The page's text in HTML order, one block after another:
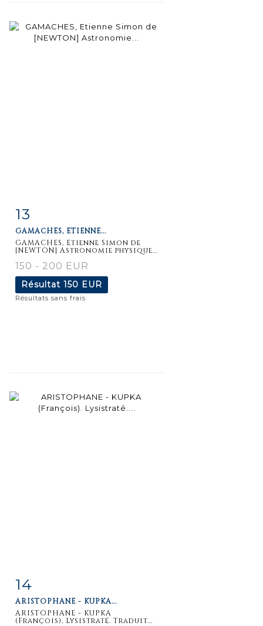
détaillée
13
GAMACHES, ETIENNE...
GAMACHES, Etienne Simon de
[NEWTON] Astronomie physique...
150 - 200 EUR
Résultat 150 EUR
Résultats sans frais
détaillée
14
ARISTOPHANE - KUPKA...
ARISTOPHANE - KUPKA
(François). Lysistraté. Traduit...